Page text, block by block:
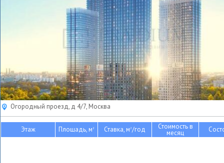
Огородный проезд, д 4/7, Москва
Этаж Площадь, м2 Ставка, м2/год Стоимость в
месяц